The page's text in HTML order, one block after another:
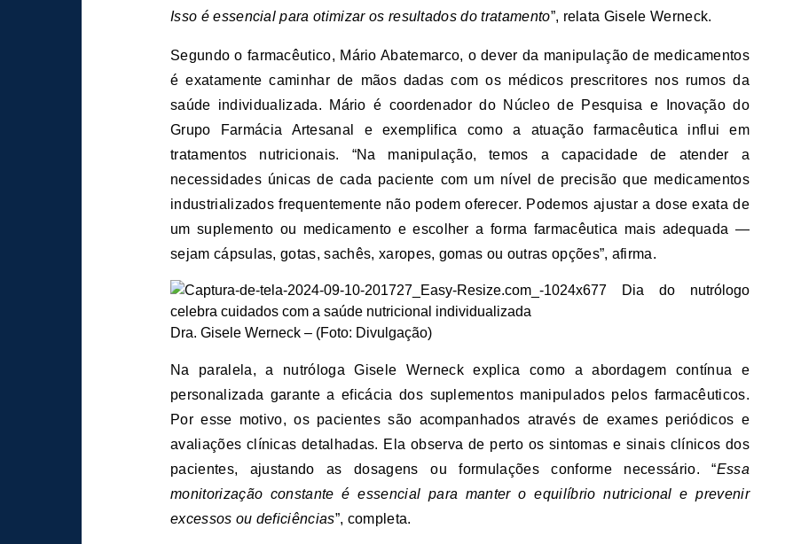
Isso é essencial para otimizar os resultados do tratamento”, relata Gisele Werneck.
Segundo o farmacêutico, Mário Abatemarco, o dever da manipulação de medicamentos
é exatamente caminhar de mãos dadas com os médicos prescritores nos rumos da
saúde individualizada. Mário é coordenador do Núcleo de Pesquisa e Inovação do
Grupo Farmácia Artesanal e exemplifica como a atuação farmacêutica influi em
tratamentos nutricionais. “Na manipulação, temos a capacidade de atender a
necessidades únicas de cada paciente com um nível de precisão que medicamentos
industrializados frequentemente não podem oferecer. Podemos ajustar a dose exata de
um suplemento ou medicamento e escolher a forma farmacêutica mais adequada —
sejam cápsulas, gotas, sachês, xaropes, gomas ou outras opções”, afirma.
Dra. Gisele Werneck – (Foto: Divulgação)
Na paralela, a nutróloga Gisele Werneck explica como a abordagem contínua e
personalizada garante a eficácia dos suplementos manipulados pelos farmacêuticos.
Por esse motivo, os pacientes são acompanhados através de exames periódicos e
avaliações clínicas detalhadas. Ela observa de perto os sintomas e sinais clínicos dos
pacientes, ajustando as dosagens ou formulações conforme necessário. “Essa
monitorização constante é essencial para manter o equilíbrio nutricional e prevenir
excessos ou deficiências”, completa.